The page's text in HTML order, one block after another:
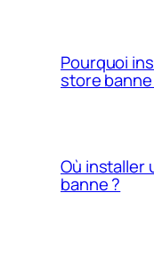
Pourquoi
store banne
Où installer
banne ?